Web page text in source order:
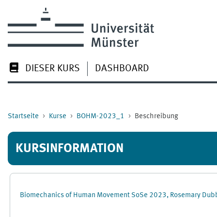
DIESER KURS DASHBOARD
Startseite Kurse BOHM-2023_1 Beschreibung
KURSINFORMATION
Biomechanics of Human Movement SoSe 2023, Rosemary